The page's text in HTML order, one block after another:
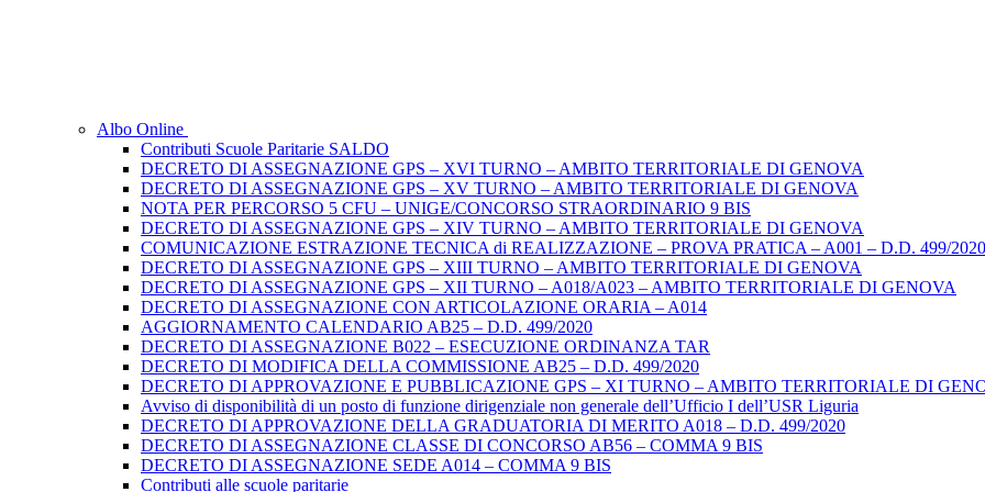
Albo Online
Contributi Scuole Paritarie SALDO
DECRETO DI ASSEGNAZIONE GPS – XVI TURNO – AMBITO TERRITORIALE DI GENOVA
DECRETO DI ASSEGNAZIONE GPS – XV TURNO – AMBITO TERRITORIALE DI GENOVA
NOTA PER PERCORSO 5 CFU – UNIGE/CONCORSO STRAORDINARIO 9 BIS
DECRETO DI ASSEGNAZIONE GPS – XIV TURNO – AMBITO TERRITORIALE DI GENOVA
COMUNICAZIONE ESTRAZIONE TECNICA di REALIZZAZIONE – PROVA PRATICA – A001 – D.D. 499/2020
DECRETO DI ASSEGNAZIONE GPS – XIII TURNO – AMBITO TERRITORIALE DI GENOVA
DECRETO DI ASSEGNAZIONE GPS – XII TURNO – A018/A023 – AMBITO TERRITORIALE DI GENOVA
DECRETO DI ASSEGNAZIONE CON ARTICOLAZIONE ORARIA – A014
AGGIORNAMENTO CALENDARIO AB25 – D.D. 499/2020
DECRETO DI ASSEGNAZIONE B022 – ESECUZIONE ORDINANZA TAR
DECRETO DI MODIFICA DELLA COMMISSIONE AB25 – D.D. 499/2020
DECRETO DI APPROVAZIONE E PUBBLICAZIONE GPS – XI TURNO – AMBITO TERRITORIALE DI
Avviso di disponibilità di un posto di funzione dirigenziale non generale dell’Ufficio I dell’USR Liguria
DECRETO DI APPROVAZIONE DELLA GRADUATORIA DI MERITO A018 – D.D. 499/2020
DECRETO DI ASSEGNAZIONE CLASSE DI CONCORSO AB56 – COMMA 9 BIS
DECRETO DI ASSEGNAZIONE SEDE A014 – COMMA 9 BIS
Contributi alle scuole paritarie